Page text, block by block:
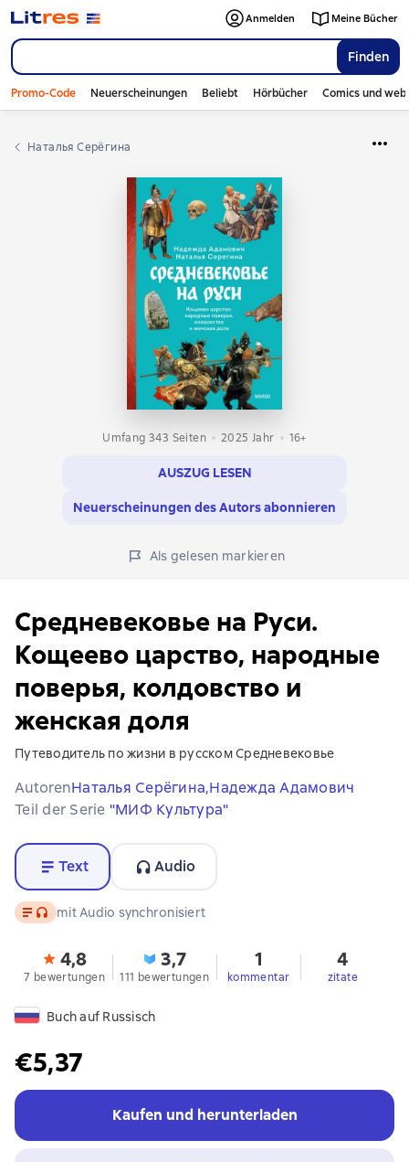
Finden
Anmelden Meine Bücher
Promo-Code Neuerscheinungen Beliebt Hörbücher Comics und
Наталья Серёгина
Umfang 343 Seiten 2025 Jahr 16+
AUSZUG LESEN
Neuerscheinungen des Autors abonnieren
Als gelesen markieren
Средневековье на Руси.
Кощеево царство, народные
поверья, колдовство и
женская доля
Путеводитель по жизни в русском Средневековье
AutorenНаталья Серёгина,Надежда Адамович
Teil der Serie "МИФ Культура"
Text Audio
Text, Audioformat verfügbar
mit Audio synchronisiert
4,8
7 bewertungen
3,7
111 bewertungen
1
kommentar
4
zitate
Buch auf Russisch
€5,37
Kaufen und herunterladen